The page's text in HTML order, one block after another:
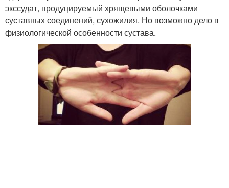
экссудат, продуцируемый хрящевыми оболочками
суставных соединений, сухожилия. Но возможно дело в
физиологической особенности сустава.